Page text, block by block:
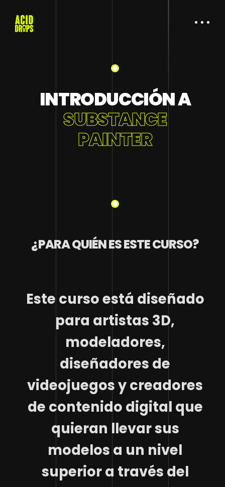
INTRODUCCIÓN A
SUBSTANCE
PAINTER
¿PARA QUIÉN ES ESTE CURSO?
Este curso está diseñado
para artistas 3D,
modeladores,
diseñadores de
videojuegos y creadores
de contenido digital que
quieran llevar sus
modelos a un nivel
superior a través del